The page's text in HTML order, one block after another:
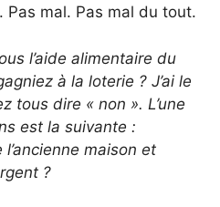
mal. Pas mal du tout.
l’aide alimentaire du
à la loterie ? J’ai le
tous dire « non ». L’une
est la suivante :
maison et
?